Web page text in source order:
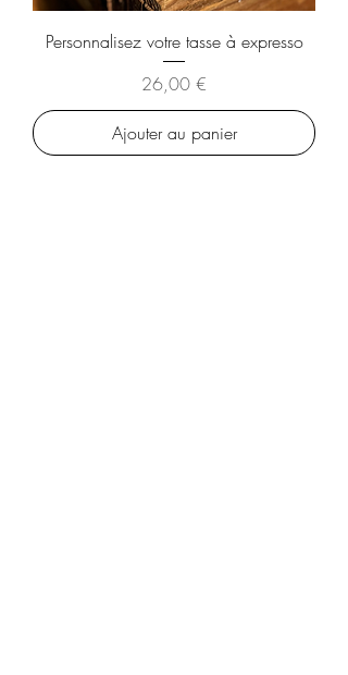
Personnalisez votre tasse à expresso
Prix
26,00 €
Ajouter au panier